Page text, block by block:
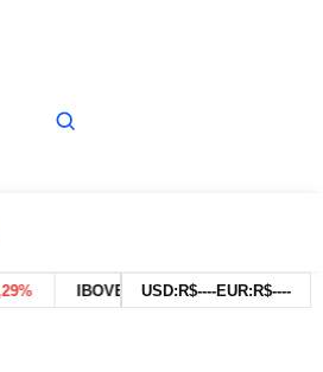
IBOVESPA: 179.639,91pts▼ 0,43%
USD:R$----EUR:R$----